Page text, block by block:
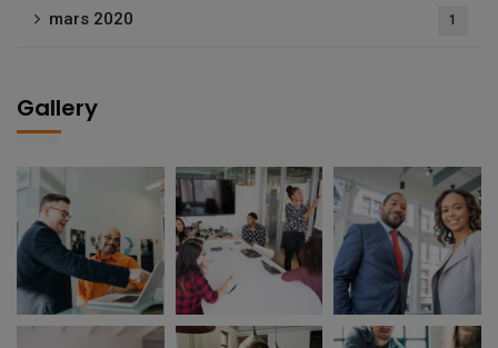
mars 2020 1
Gallery